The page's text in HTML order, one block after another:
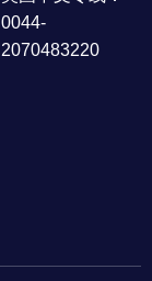
0044-
2070483220